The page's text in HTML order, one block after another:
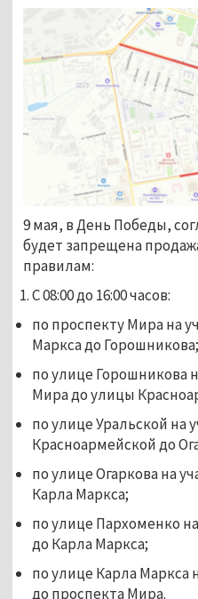
9 мая, в День Победы,
будет запрещена
правилам:
С 08:00 до 16:00 часов:
по проспекту Мира на
Маркса до Горошникова;
по улице Горошникова
Мира до улицы
по улице Уральской на
Красноармейской до
по улице Огаркова на
Карла Маркса;
по улице Пархоменко
до Карла Маркса;
по улице Карла Маркса
до проспекта Мира.